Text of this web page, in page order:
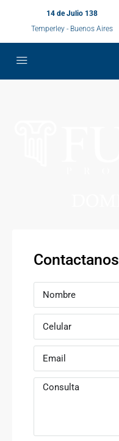
14 de Julio 138
Temperley - Buenos Aires
Contactanos